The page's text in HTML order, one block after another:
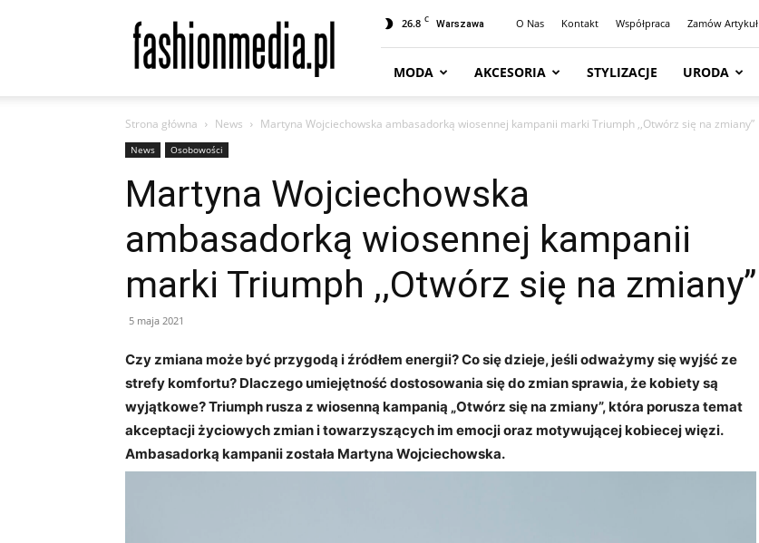
Moda
Styl
|
|
Design
26.8 C Warszawa O Nas Kontakt Współpraca Zamów Artykuł
MODA AKCESORIA STYLIZACJE URODA
Strona główna News Martyna Wojciechowska ambasadorką wiosennej kampanii marki Triumph ,,Otwórz się na zmiany”
News Osobowości
Martyna Wojciechowska
ambasadorką wiosennej kampanii
marki Triumph ,,Otwórz się na zmiany”
5 maja 2021
Czy zmiana może być przygodą i źródłem energii? Co się dzieje, jeśli odważymy się wyjść ze
strefy komfortu? Dlaczego umiejętność dostosowania się do zmian sprawia, że kobiety są
wyjątkowe? Triumph rusza z wiosenną kampanią „Otwórz się na zmiany”, która porusza temat
akceptacji życiowych zmian i towarzyszących im emocji oraz motywującej kobiecej więzi.
Ambasadorką kampanii została Martyna Wojciechowska.